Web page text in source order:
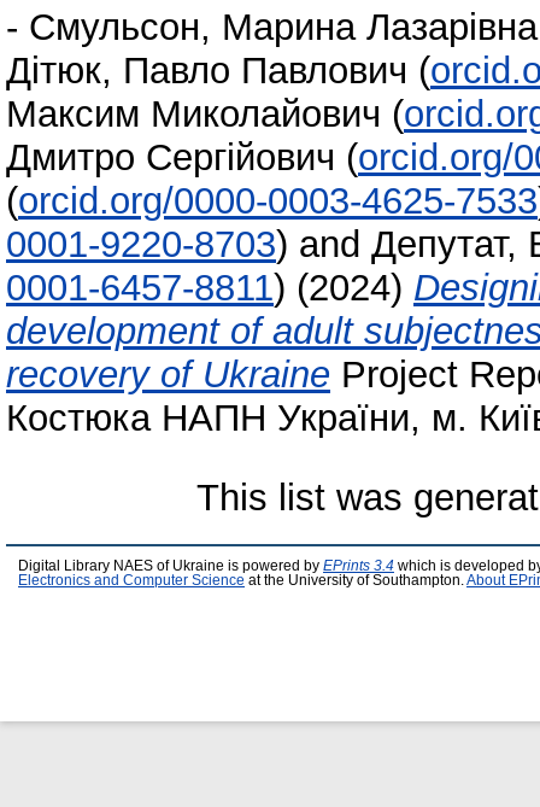
- Смульсон, Марина Лазарівна
Дітюк, Павло Павлович (
Максим Миколайович (
Дмитро Сергійович (orcid.org/
(orcid.org/0000-0003-4625-7533
0001-9220-8703) and Депутат,
0001-6457-8811) (2024)
development of adult
recovery of Ukraine Project
Костюка НАПН України, м.
This list was
Digital Library NAES of Ukraine is powered by EPrints 3.4 which is developed
Electronics and Computer Science at the University of Southampton. About